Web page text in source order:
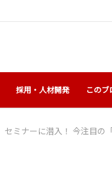
採用・人材開発 このブ
セミナーに潜入！ 今注目の